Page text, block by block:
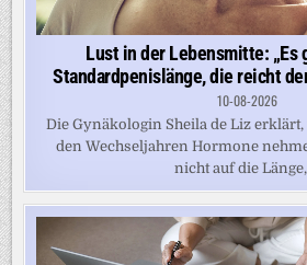
Lust in der Lebensmitte: „Es
Standardpenislänge, die reicht
10-08-2026
Die Gynäkologin Sheila de Liz
den Wechseljahren Hormone
nicht auf die